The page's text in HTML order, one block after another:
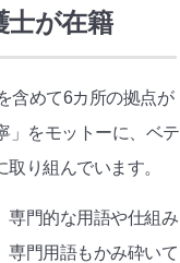
士が在籍
含めて6カ所の拠点が
」をモットーに、ベテ
り組んでいます。
専門的な用語や仕組み
専門用語もかみ砕いて